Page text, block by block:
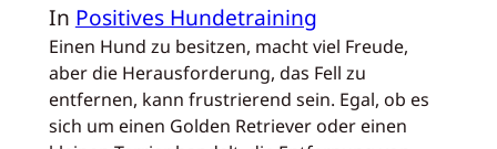
In Positives Hundetraining
Einen Hund zu besitzen, macht viel Freude,
aber die Herausforderung, das Fell zu
entfernen, kann frustrierend sein. Egal, ob es
sich um einen Golden Retriever oder einen